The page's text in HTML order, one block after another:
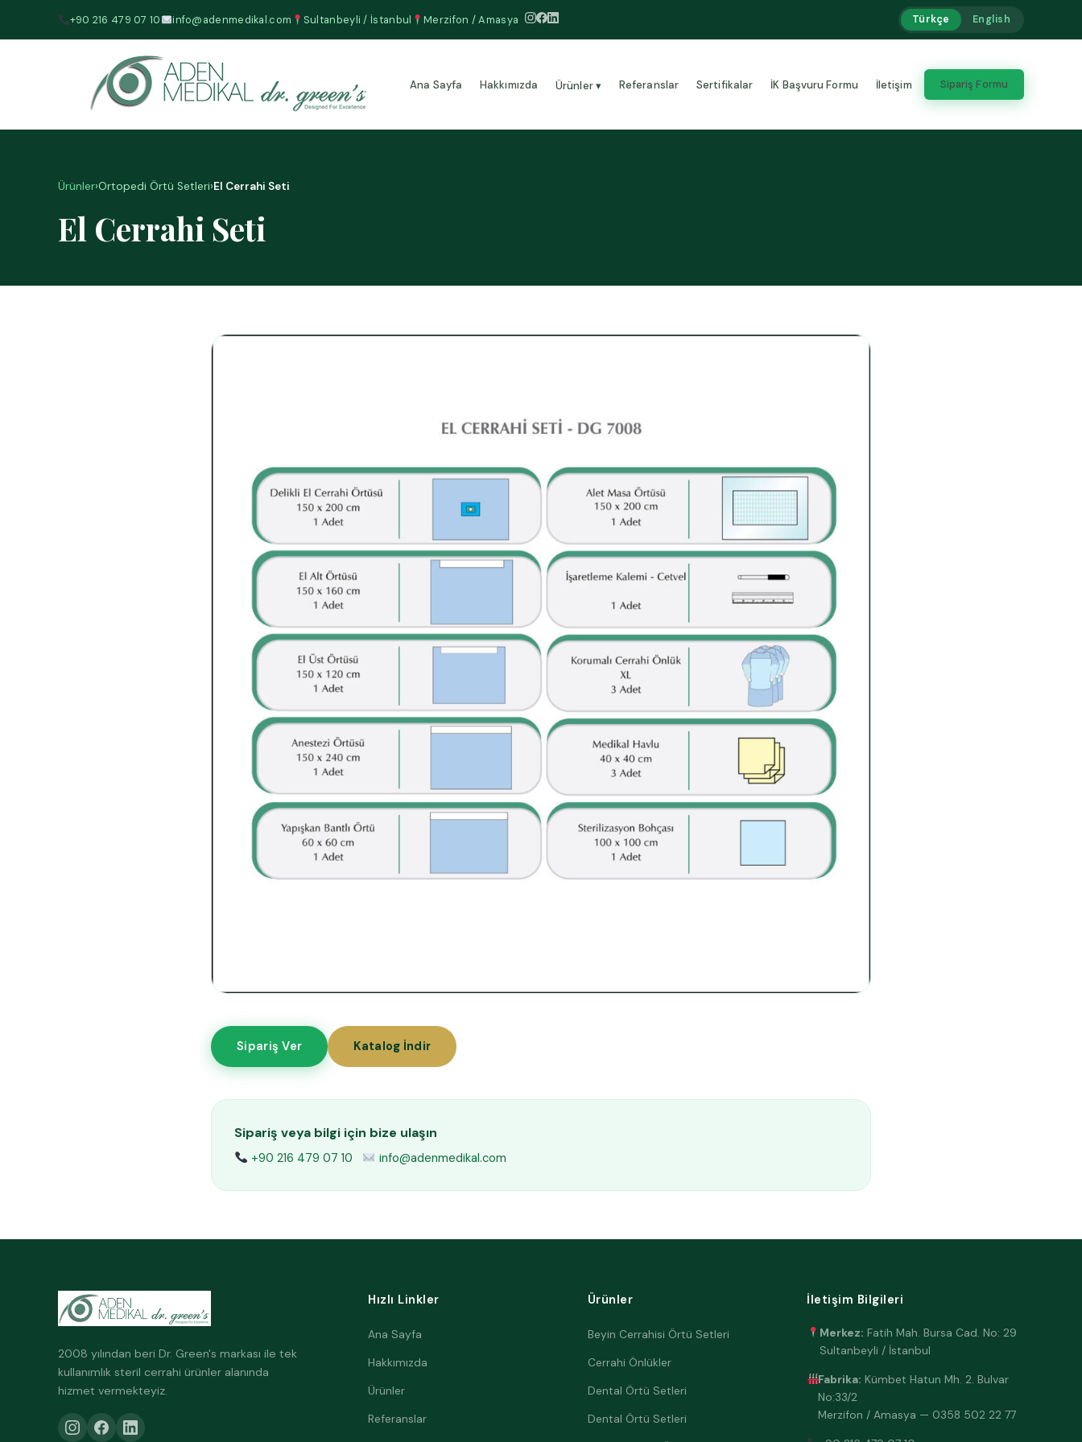
+90 216 479 07 10 info@adenmedikal.com Sultanbeyli / İstanbul Merzifon / Amasya Türkçe English
Ana Sayfa Hakkımızda Ürünler ▾ Referanslar Sertifikalar İK Başvuru Formu İletişim Sipariş Formu
Ürünler›Ortopedi Örtü Setleri›El Cerrahi Seti
El Cerrahi Seti
Sipariş Ver Katalog İndir
Sipariş veya bilgi için bize ulaşın
+90 216 479 07 10 info@adenmedikal.com
2008 yılından beri Dr. Green's markası ile tek
kullanımlık steril cerrahi ürünler alanında
hizmet vermekteyiz.
Hızlı Linkler
Ana Sayfa
Hakkımızda
Ürünler
Referanslar
Ürünler
Beyin Cerrahisi Örtü Setleri
Cerrahi Önlükler
Dental Örtü Setleri
Dental Örtü Setleri
İletişim Bilgileri
Merkez: Fatih Mah. Bursa Cad. No: 29
Sultanbeyli / İstanbul
Fabrika: Kümbet Hatun Mh. 2. Bulvar
No:33/2
Merzifon / Amasya — 0358 502 22 77